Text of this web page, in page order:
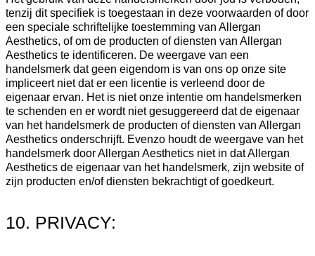
tenzij dit specifiek is toegestaan in deze voorwaarden of door
een speciale schriftelijke toestemming van Allergan
Aesthetics, of om de producten of diensten van Allergan
Aesthetics te identificeren. De weergave van een
handelsmerk dat geen eigendom is van ons op onze site
impliceert niet dat er een licentie is verleend door de
eigenaar ervan. Het is niet onze intentie om handelsmerken
te schenden en er wordt niet gesuggereerd dat de eigenaar
van het handelsmerk de producten of diensten van Allergan
Aesthetics onderschrijft. Evenzo houdt de weergave van het
handelsmerk door Allergan Aesthetics niet in dat Allergan
Aesthetics de eigenaar van het handelsmerk, zijn website of
zijn producten en/of diensten bekrachtigt of goedkeurt.
10. PRIVACY: